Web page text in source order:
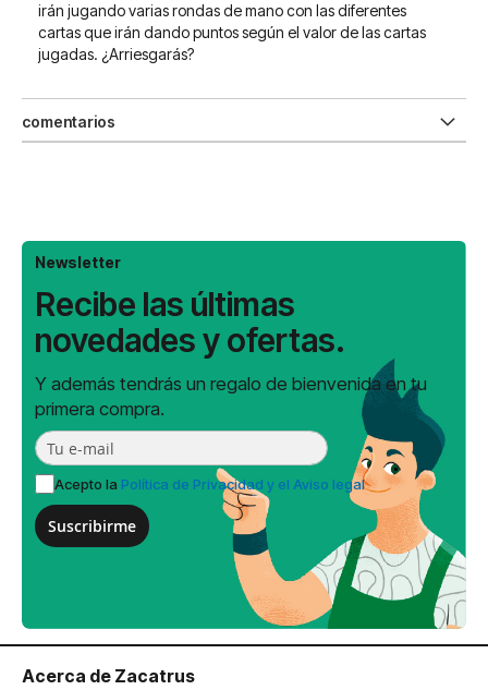
irán jugando varias rondas de mano con las diferentes
cartas que irán dando puntos según el valor de las cartas
jugadas. ¿Arriesgarás?
comentarios
Newsletter
Recibe las últimas
novedades y ofertas.
Y además tendrás un regalo de bienvenida en tu
primera compra.
Acepto la Política de Privacidad y el Aviso legal
Suscribirme
Acerca de Zacatrus